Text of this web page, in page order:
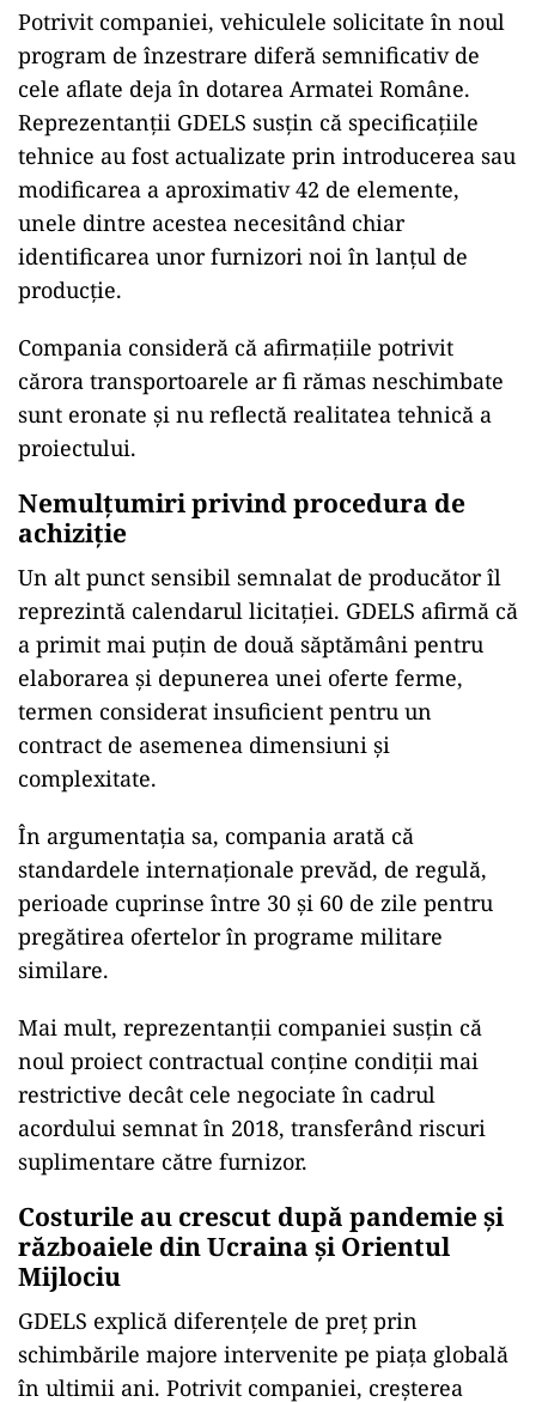
Potrivit companiei, vehiculele solicitate în noul
program de înzestrare diferă semnificativ de
cele aflate deja în dotarea Armatei Române.
Reprezentanții GDELS susțin că specificațiile
tehnice au fost actualizate prin introducerea sau
modificarea a aproximativ 42 de elemente,
unele dintre acestea necesitând chiar
identificarea unor furnizori noi în lanțul de
producție.
Compania consideră că afirmațiile potrivit
cărora transportoarele ar fi rămas neschimbate
sunt eronate și nu reflectă realitatea tehnică a
proiectului.
Nemulțumiri privind procedura de
achiziție
Un alt punct sensibil semnalat de producător îl
reprezintă calendarul licitației. GDELS afirmă că
a primit mai puțin de două săptămâni pentru
elaborarea și depunerea unei oferte ferme,
termen considerat insuficient pentru un
contract de asemenea dimensiuni și
complexitate.
În argumentația sa, compania arată că
standardele internaționale prevăd, de regulă,
perioade cuprinse între 30 și 60 de zile pentru
pregătirea ofertelor în programe militare
similare.
Mai mult, reprezentanții companiei susțin că
noul proiect contractual conține condiții mai
restrictive decât cele negociate în cadrul
acordului semnat în 2018, transferând riscuri
suplimentare către furnizor.
Costurile au crescut după pandemie și
războaiele din Ucraina și Orientul
Mijlociu
GDELS explică diferențele de preț prin
schimbările majore intervenite pe piața globală
în ultimii ani. Potrivit companiei, creșterea